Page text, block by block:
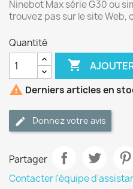
Ninebot Max série G30 ou
trouvez pas sur le site Web,
Quantité

 Derniers articles en
Donnez votre avis
Partager
Contacter l'équipe